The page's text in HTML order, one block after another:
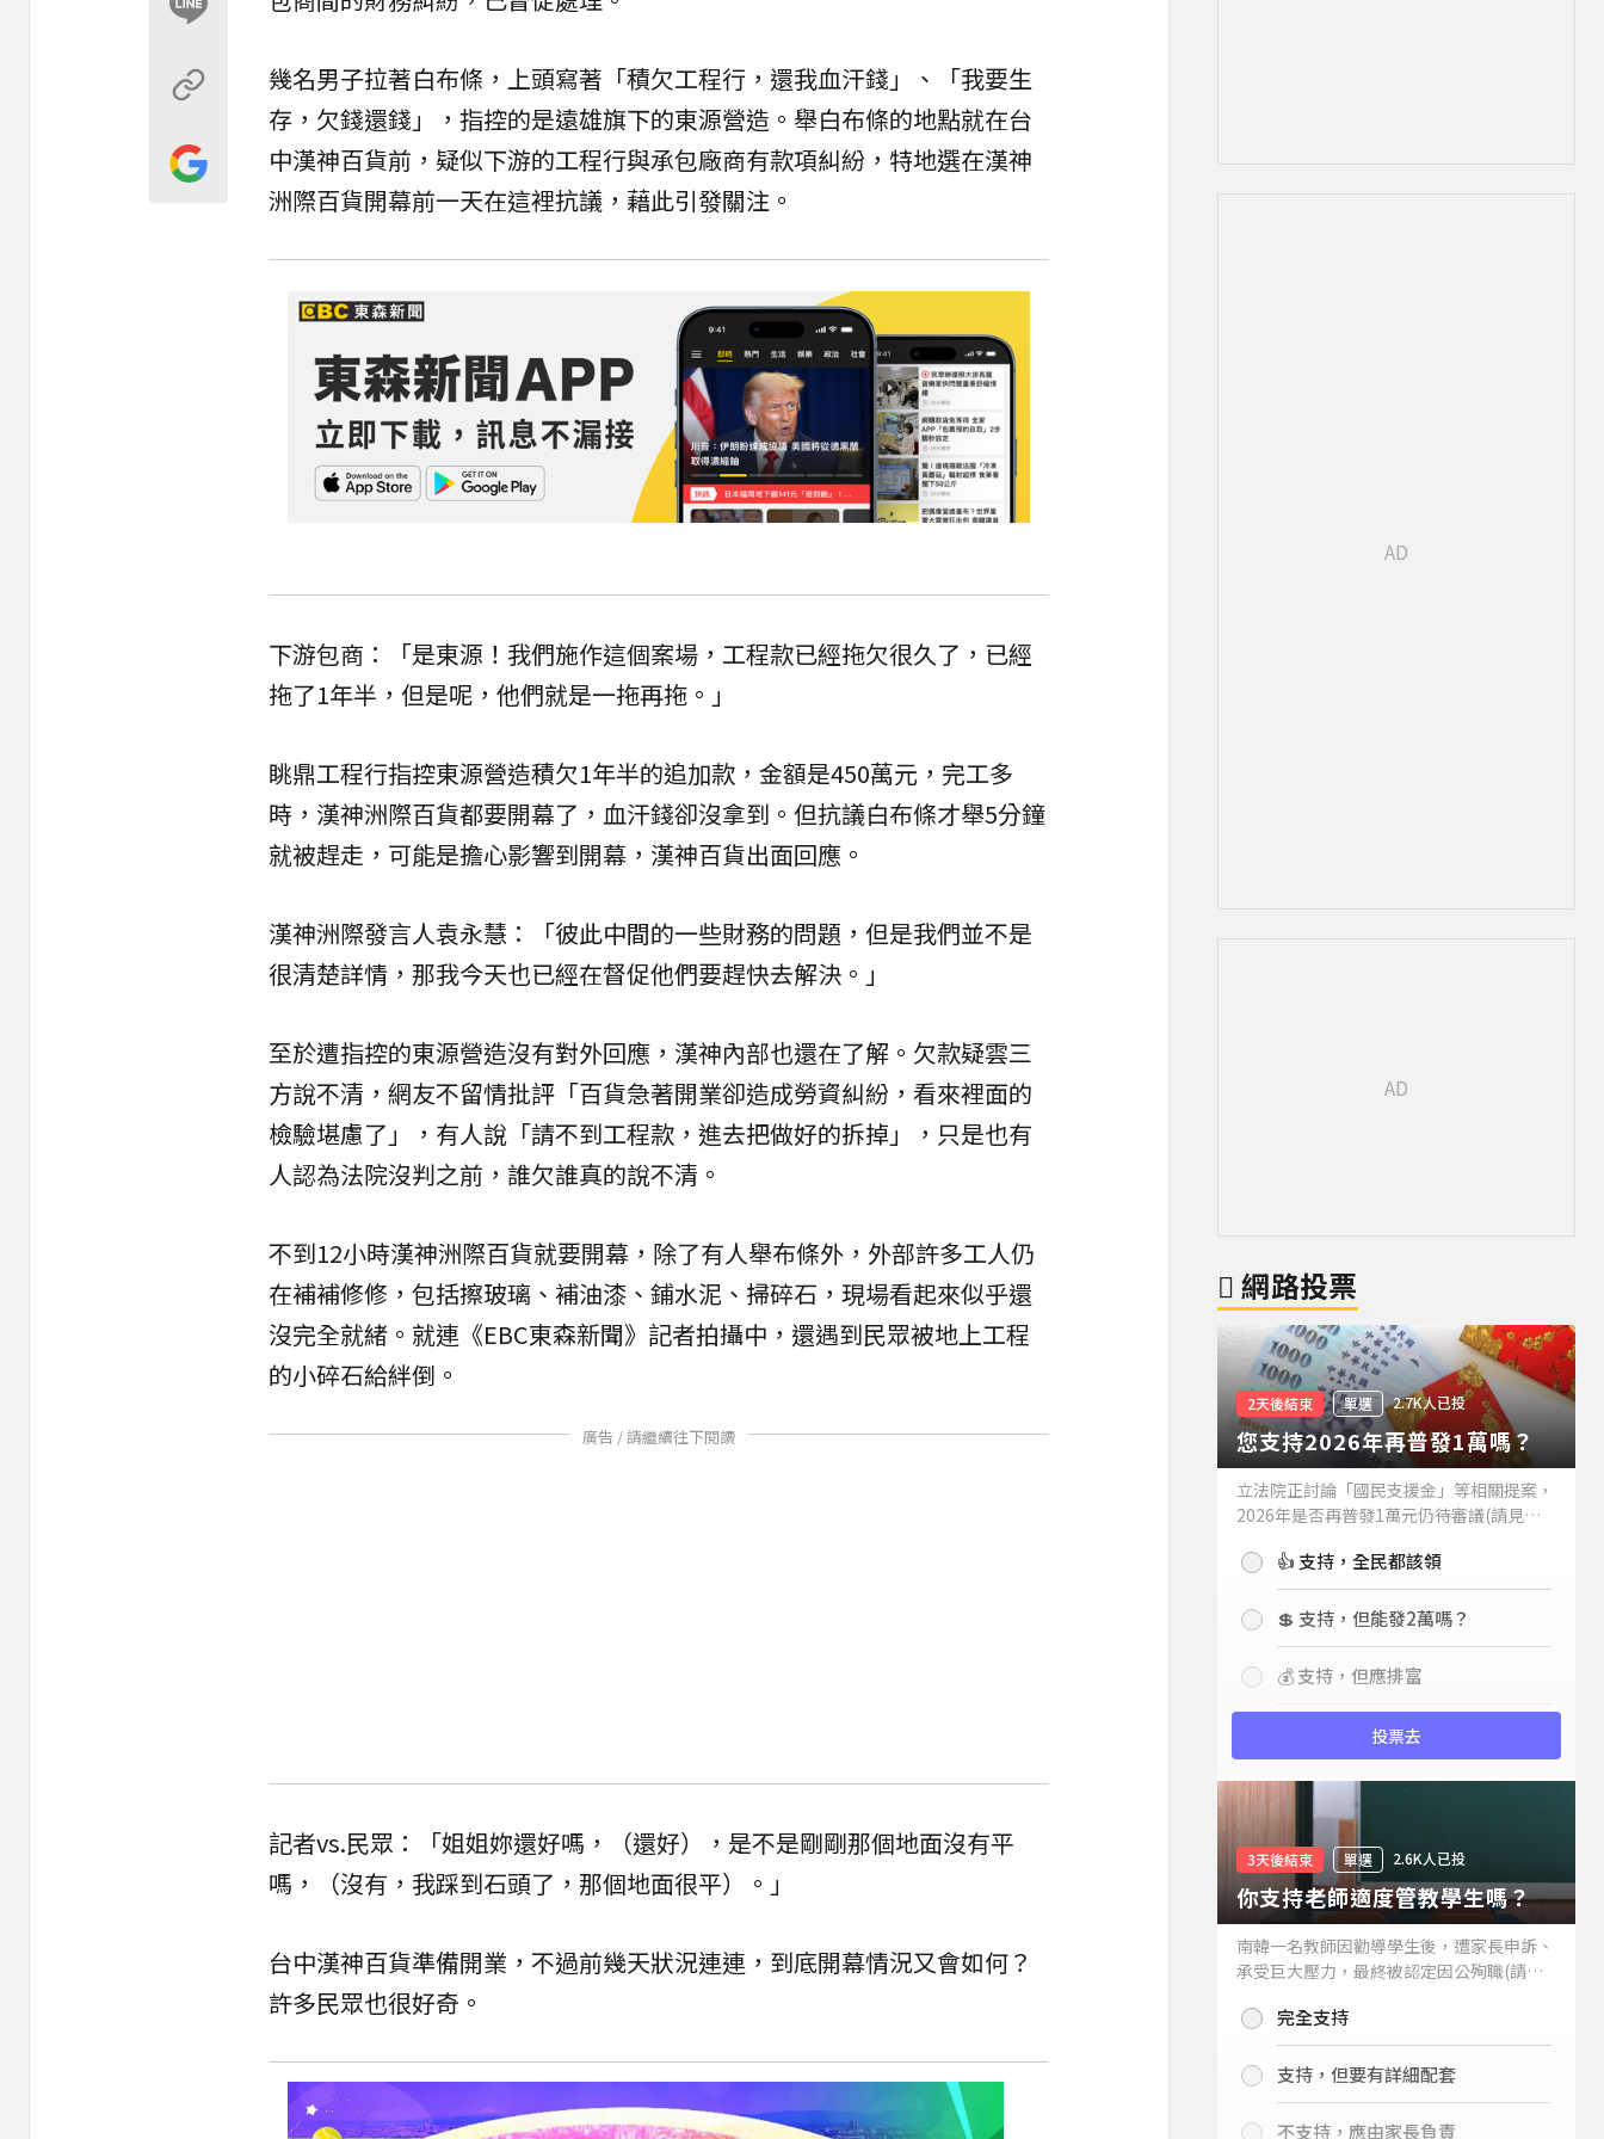
幾名男子拉著白布條，上頭寫著「積欠工程行，還我血汗錢」、「我要生
存，欠錢還錢」，指控的是遠雄旗下的東源營造。舉白布條的地點就在台
中漢神百貨前，疑似下游的工程行與承包廠商有款項糾紛，特地選在漢神
洲際百貨開幕前一天在這裡抗議，藉此引發關注。
下游包商：「是東源！我們施作這個案場，工程款已經拖欠很久了，已經
拖了1年半，但是呢，他們就是一拖再拖。」
眺鼎工程行指控東源營造積欠1年半的追加款，金額是450萬元，完工多
時，漢神洲際百貨都要開幕了，血汗錢卻沒拿到。但抗議白布條才舉5分鐘
就被趕走，可能是擔心影響到開幕，漢神百貨出面回應。
漢神洲際發言人袁永慧：「彼此中間的一些財務的問題，但是我們並不是
很清楚詳情，那我今天也已經在督促他們要趕快去解決。」
至於遭指控的東源營造沒有對外回應，漢神內部也還在了解。欠款疑雲三
方說不清，網友不留情批評「百貨急著開業卻造成勞資糾紛，看來裡面的
檢驗堪慮了」，有人說「請不到工程款，進去把做好的拆掉」，只是也有
人認為法院沒判之前，誰欠誰真的說不清。
不到12小時漢神洲際百貨就要開幕，除了有人舉布條外，外部許多工人仍
在補補修修，包括擦玻璃、補油漆、鋪水泥、掃碎石，現場看起來似乎還
沒完全就緒。就連《EBC東森新聞》記者拍攝中，還遇到民眾被地上工程
的小碎石給絆倒。
廣告 / 請繼續往下閱讀
記者vs.民眾：「姐姐妳還好嗎，（還好），是不是剛剛那個地面沒有平
嗎，（沒有，我踩到石頭了，那個地面很平）。」
台中漢神百貨準備開業，不過前幾天狀況連連，到底開幕情況又會如何？
許多民眾也很好奇。
網路投票
2天後結束 單選 2.7K人已投
您支持2026年再普發1萬嗎？
立法院正討論「國民支援金」等相關提案，
2026年是否再普發1萬元仍待審議(請見下
持嗎？👍 支持，全民都該領
💲 支持，但能發2萬嗎？
💰 支持，但應排富
投票去
3天後結束 單選 2.6K人已投
你支持老師適度管教學生嗎？
南韓一名教師因勸導學生後，遭家長申訴、
承受巨大壓力，最終被認定因公殉職(請見
你支持老師適度管教學生嗎？
完全支持
支持，但要有詳細配套
不支持，應由家長負責